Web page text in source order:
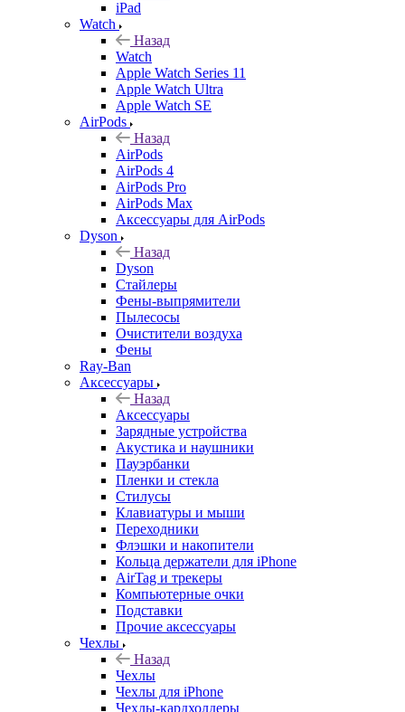
iPad
Watch
Назад
Watch
Apple Watch Series 11
Apple Watch Ultra
Apple Watch SE
AirPods
Назад
AirPods
AirPods 4
AirPods Pro
AirPods Max
Аксессуары для AirPods
Dyson
Назад
Dyson
Стайлеры
Фены-выпрямители
Пылесосы
Очистители воздуха
Фены
Ray-Ban
Аксессуары
Назад
Аксессуары
Зарядные устройства
Акустика и наушники
Пауэрбанки
Пленки и стекла
Стилусы
Клавиатуры и мыши
Переходники
Флэшки и накопители
Кольца держатели для iPhone
AirTag и трекеры
Компьютерные очки
Подставки
Прочие аксессуары
Чехлы
Назад
Чехлы
Чехлы для iPhone
Чехлы-кардхолдеры